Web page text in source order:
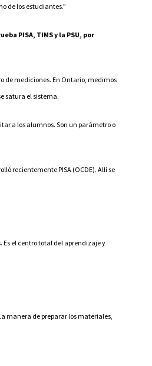
de los estudiantes.”
PISA, TIMS y la PSU, por
de mediciones. En Ontario, medimos
satura el sistema.
a los alumnos. Son un parámetro o
recientemente PISA (OCDE). Allí se
el centro total del aprendizaje y
manera de preparar los materiales,